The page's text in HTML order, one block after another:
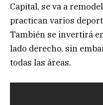
Capital, se va a
practican varios
También se invertirá
lado derecho, sin
todas las áreas.